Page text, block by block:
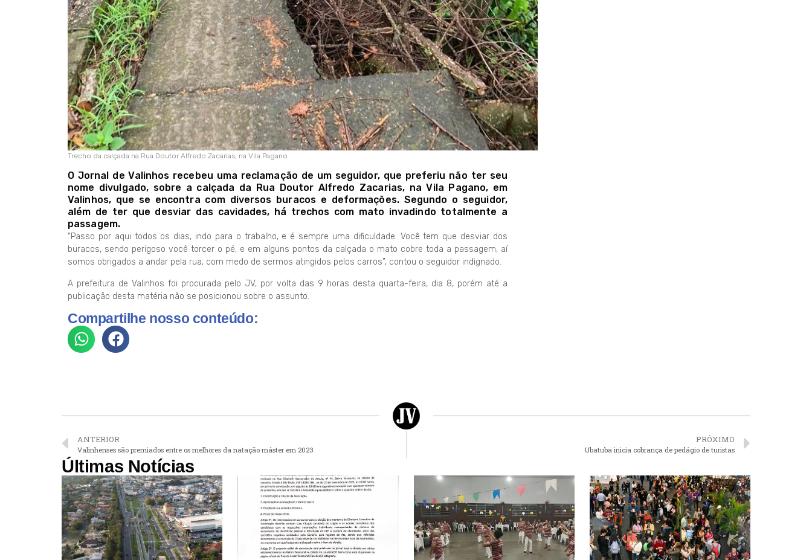
Trecho da calçada na Rua Doutor Alfredo Zacarias, na Vila Pagano
O Jornal de Valinhos recebeu uma reclamação de um seguidor, que preferiu não ter seu
nome divulgado, sobre a calçada da Rua Doutor Alfredo Zacarias, na Vila Pagano, em
Valinhos, que se encontra com diversos buracos e deformações. Segundo o seguidor,
além de ter que desviar das cavidades, há trechos com mato invadindo totalmente a
passagem.
“Passo por aqui todos os dias, indo para o trabalho, e é sempre uma dificuldade. Você tem que desviar dos
buracos, sendo perigoso você torcer o pé, e em alguns pontos da calçada o mato cobre toda a passagem, aí
somos obrigados a andar pela rua, com medo de sermos atingidos pelos carros”, contou o seguidor indignado.
A prefeitura de Valinhos foi procurada pelo JV, por volta das 9 horas desta quarta-feira, dia 8, porém até a
publicação desta matéria não se posicionou sobre o assunto.
Compartilhe nosso conteúdo:
ANTERIOR
Valinhenses são premiados entre os melhores da natação máster em 2023
PRÓXIMO
Ubatuba inicia cobrança de pedágio de turistas
Últimas Notícias